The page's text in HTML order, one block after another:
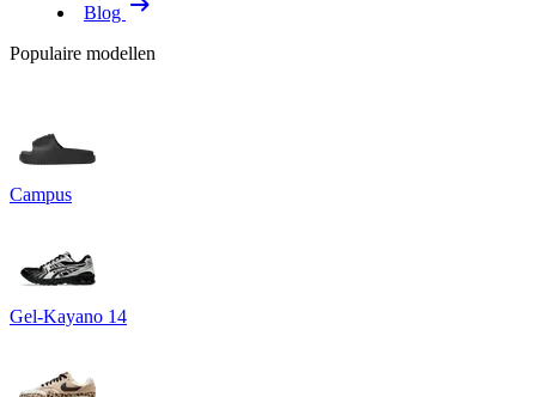
Blog
Populaire modellen
Campus
Gel-Kayano 14